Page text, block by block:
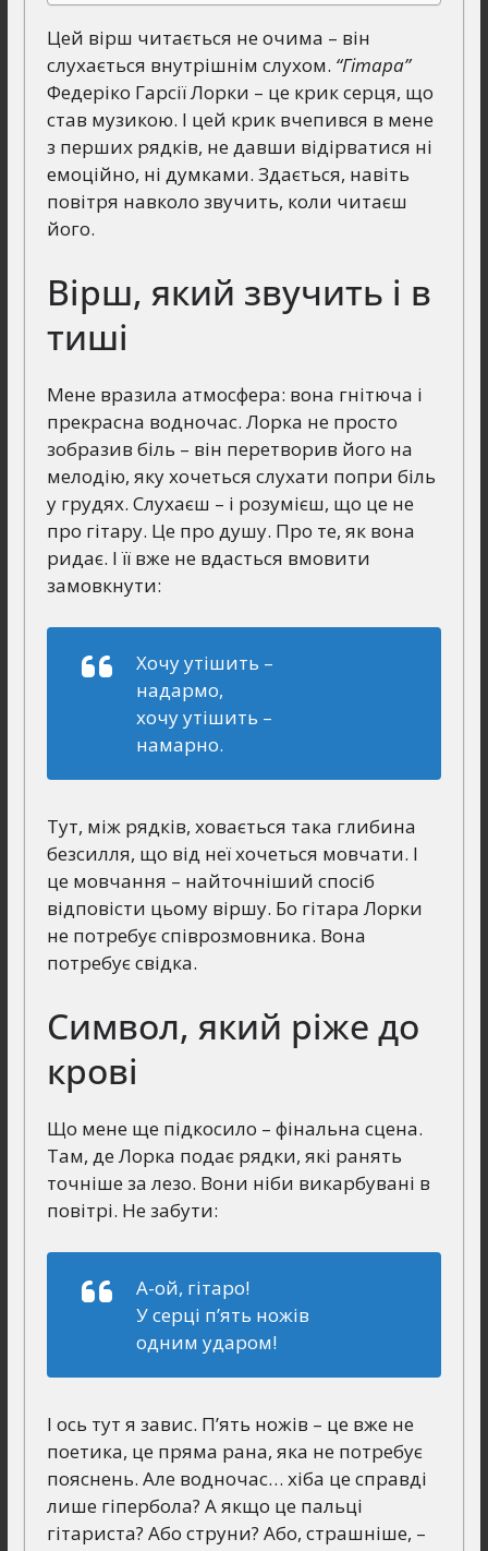
Цей вірш читається не очима – він
слухається внутрішнім слухом. “Гітара”
Федеріко Гарсії Лорки – це крик серця, що
став музикою. І цей крик вчепився в мене
з перших рядків, не давши відірватися ні
емоційно, ні думками. Здається, навіть
повітря навколо звучить, коли читаєш
його.
Вірш, який звучить і в
тиші
Мене вразила атмосфера: вона гнітюча і
прекрасна водночас. Лорка не просто
зобразив біль – він перетворив його на
мелодію, яку хочеться слухати попри біль
у грудях. Слухаєш – і розумієш, що це не
про гітару. Це про душу. Про те, як вона
ридає. І її вже не вдасться вмовити
замовкнути:
Хочу утішить –
надармо,
хочу утішить –
намарно.
Тут, між рядків, ховається така глибина
безсилля, що від неї хочеться мовчати. І
це мовчання – найточніший спосіб
відповісти цьому віршу. Бо гітара Лорки
не потребує співрозмовника. Вона
потребує свідка.
Символ, який ріже до
крові
Що мене ще підкосило – фінальна сцена.
Там, де Лорка подає рядки, які ранять
точніше за лезо. Вони ніби викарбувані в
повітрі. Не забути:
А-ой, гітаро!
У серці п’ять ножів
одним ударом!
І ось тут я завис. П’ять ножів – це вже не
поетика, це пряма рана, яка не потребує
пояснень. Але водночас… хіба це справді
лише гіпербола? А якщо це пальці
гітариста? Або струни? Або, страшніше, –